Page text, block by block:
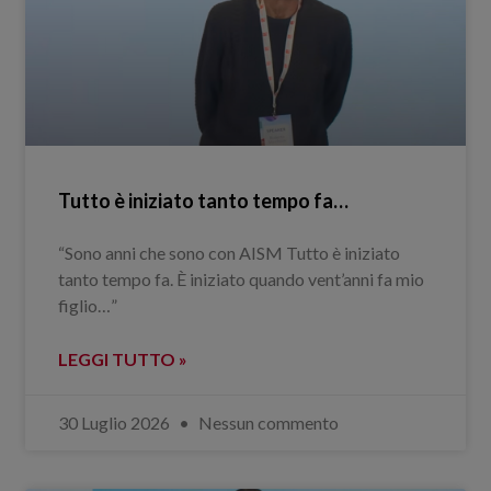
Tutto è iniziato tanto tempo fa…
“Sono anni che sono con AISM Tutto è iniziato
tanto tempo fa. È iniziato quando vent’anni fa mio
figlio…”
LEGGI TUTTO »
30 Luglio 2026 Nessun commento